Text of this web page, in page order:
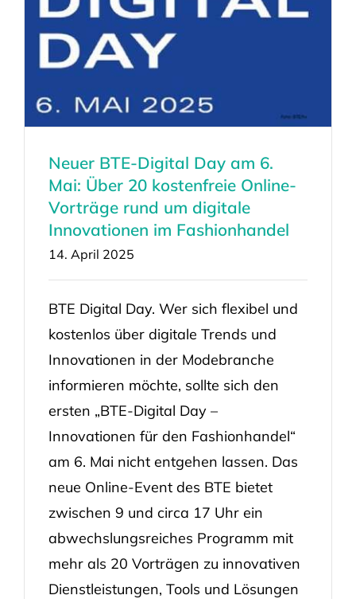
Neuer BTE-Digital Day am 6.
Mai: Über 20 kostenfreie Online-
Vorträge rund um digitale
Innovationen im Fashionhandel
14. April 2025
BTE Digital Day. Wer sich flexibel und
kostenlos über digitale Trends und
Innovationen in der Modebranche
informieren möchte, sollte sich den
ersten „BTE-Digital Day –
Innovationen für den Fashionhandel“
am 6. Mai nicht entgehen lassen. Das
neue Online-Event des BTE bietet
zwischen 9 und circa 17 Uhr ein
abwechslungsreiches Programm mit
mehr als 20 Vorträgen zu innovativen
Dienstleistungen, Tools und Lösungen